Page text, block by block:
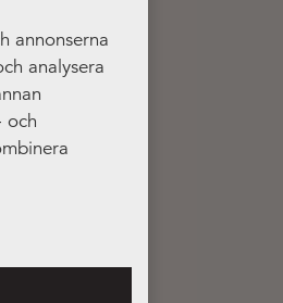
annonserna
analysera
och
eller som